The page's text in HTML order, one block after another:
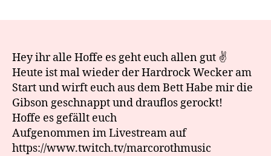
Hey ihr alle Hoffe es geht euch allen gut ✌️
Heute ist mal wieder der Hardrock Wecker am
Start und wirft euch aus dem Bett Habe mir die
Gibson geschnappt und drauflos gerockt!
Hoffe es gefällt euch
Aufgenommen im Livestream auf
https://www.twitch.tv/marcorothmusic